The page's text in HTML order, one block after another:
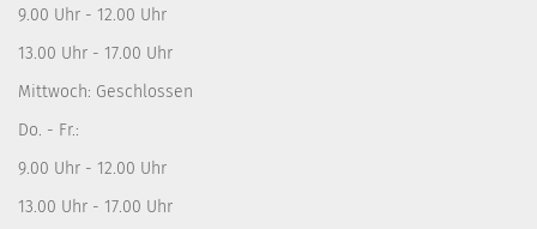
9.00 Uhr - 12.00 Uhr
13.00 Uhr - 17.00 Uhr
Mittwoch: Geschlossen
Do. - Fr.:
9.00 Uhr - 12.00 Uhr
13.00 Uhr - 17.00 Uhr